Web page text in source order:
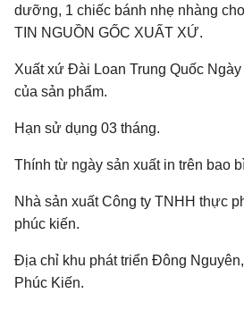
dưỡng, 1 chiếc bánh nhẹ nhàng
TIN NGUỒN GỐC XUẤT XỨ.
Xuất xứ Đài Loan Trung Quốc
của sản phẩm.
Hạn sử dụng 03 tháng.
Thính từ ngày sản xuất in trên bao
Nhà sản xuất Công ty TNHH thực
phúc kiến.
Địa chỉ khu phát triển Đông
Phúc Kiến.